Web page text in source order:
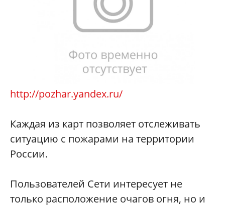
http://pozhar.yandex.ru/
Каждая из карт позволяет отслеживать
ситуацию с пожарами на территории
России.
Пользователей Сети интересует не
только расположение очагов огня, но и